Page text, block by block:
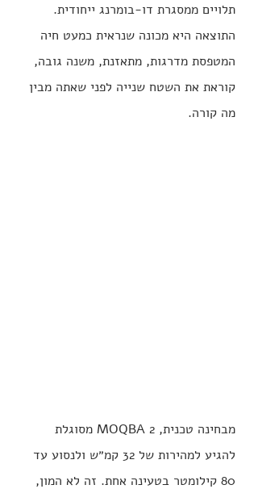
תלויים ממסגרת דו-בומרנג ייחודית.
התוצאה היא מכונה שנראית כמעט חיה
המטפסת מדרגות, מתאזנת, משנה גובה,
קוראת את השטח שנייה לפני שאתה מבין
מה קורה.
מבחינה טכנית, MOQBA 2 מסוגלת
להגיע למהירות של 32 קמ״ש ולנסוע עד
80 קילומטר בטעינה אחת. זה לא המון,